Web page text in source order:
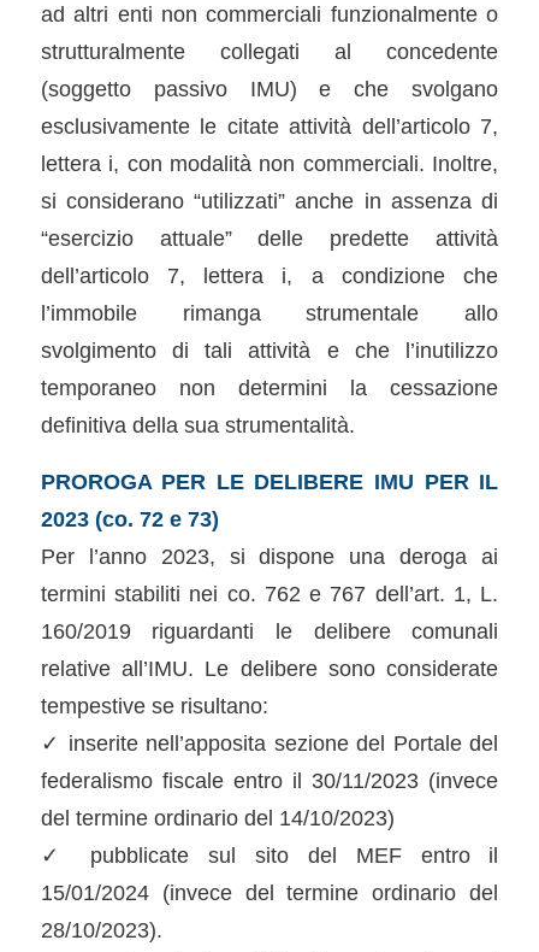
ad altri enti non commerciali funzionalmente o
strutturalmente collegati al concedente
(soggetto passivo IMU) e che svolgano
esclusivamente le citate attività dell’articolo 7,
lettera i, con modalità non commerciali. Inoltre,
si considerano “utilizzati” anche in assenza di
“esercizio attuale” delle predette attività
dell’articolo 7, lettera i, a condizione che
l’immobile rimanga strumentale allo
svolgimento di tali attività e che l’inutilizzo
temporaneo non determini la cessazione
definitiva della sua strumentalità.
PROROGA PER LE DELIBERE IMU PER IL
2023 (co. 72 e 73)
Per l’anno 2023, si dispone una deroga ai
termini stabiliti nei co. 762 e 767 dell’art. 1, L.
160/2019 riguardanti le delibere comunali
relative all’IMU. Le delibere sono considerate
tempestive se risultano:
✓ inserite nell’apposita sezione del Portale del
federalismo fiscale entro il 30/11/2023 (invece
del termine ordinario del 14/10/2023)
✓ pubblicate sul sito del MEF entro il
15/01/2024 (invece del termine ordinario del
28/10/2023).